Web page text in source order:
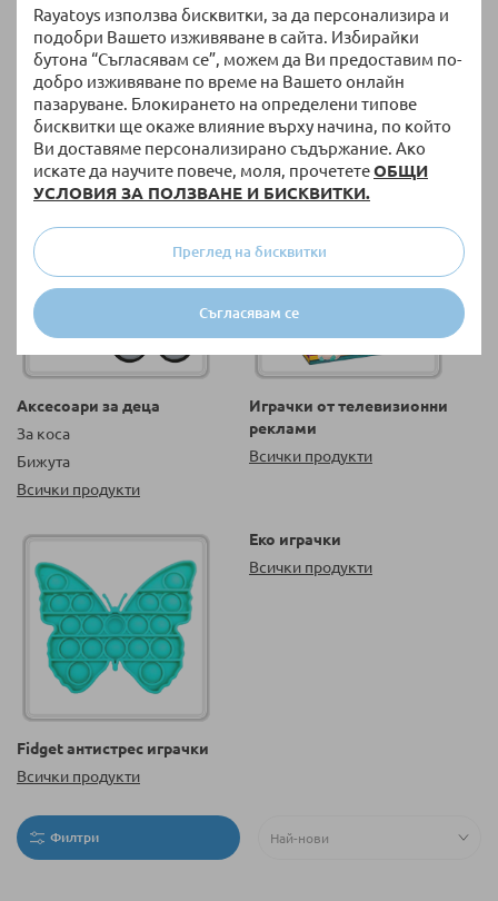
Rayatoys използва бисквитки, за да персонализира и
подобри Вашето изживяване в сайта. Избирайки
бутона “Съгласявам се”, можем да Ви предоставим по-
добро изживяване по време на Вашето онлайн
пазаруване. Блокирането на определени типове
бисквитки ще окаже влияние върху начина, по който
Ви доставяме персонализирано съдържание. Ако
искате да научите повече, моля, прочететеОБЩИ
УСЛОВИЯ ЗА ПОЛЗВАНЕ И БИСКВИТКИ.
Съгласявам се
Преглед на бисквитки
Играчки за навън
Тротинетки
Велосипеди
Всички продукти
Подаръчни торбички и
хартии
Картички
Всички продукти
Аксесоари за деца
За коса
Бижута
Всички продукти
Играчки от телевизионни
реклами
Всички продукти
Fidget антистрес играчки
Всички продукти
Еко играчки
Всички продукти
Филтри